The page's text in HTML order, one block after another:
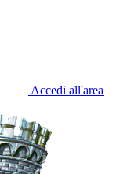
Accedi all'area